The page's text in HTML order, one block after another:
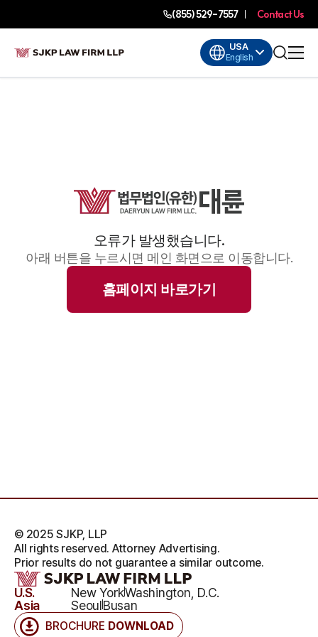
(855) 529-7557 Contact Us
USA
English
오류가 발생했습니다.
아래 버튼을 누르시면 메인 화면으로 이동합니다.
홈페이지 바로가기
BROCHURE DOWNLOAD
U.S. New YorkWashington, D.C.
Asia
SeoulBusan
© 2025 SJKP, LLP
All rights reserved. Attorney Advertising.
Prior results do not guarantee a similar outcome.